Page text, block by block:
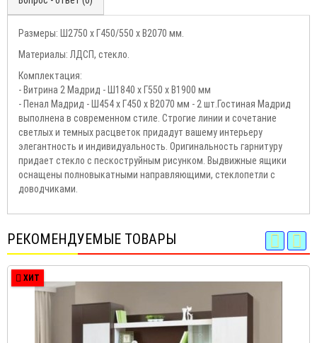
Размеры: Ш2750 х Г450/550 х В2070 мм.
Материалы: ЛДСП, стекло.
Комплектация:
- Витрина 2 Мадрид - Ш1840 х Г550 х В1900 мм
- Пенал Мадрид - Ш454 х Г450 х В2070 мм - 2 шт.Гостиная Мадрид
выполнена в современном стиле. Строгие линии и сочетание
светлых и темных расцветок придадут вашему интерьеру
элегантность и индивидуальность. Оригинальность гарнитуру
придает стекло с пескоструйным рисунком. Выдвижные ящики
оснащены полновыкатными направляющими, стеклопетли с
доводчиками.
РЕКОМЕНДУЕМЫЕ ТОВАРЫ
ХИТ